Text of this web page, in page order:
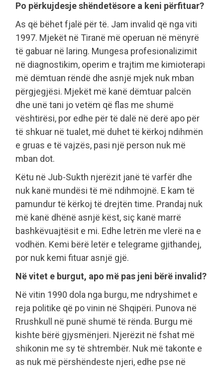
Po përkujdesje shëndetësore a keni përfituar?
As që bëhet fjalë për të. Jam invalid që nga viti
1997. Mjekët në Tiranë më operuan në mënyrë
të gabuar në laring. Mungesa profesionalizimit
në diagnostikim, operim e trajtim me kimioterapi
më dëmtuan rëndë dhe asnjë mjek nuk mban
përgjegjësi. Mjekët më kanë dëmtuar palcën
dhe unë tani jo vetëm që flas me shumë
vështirësi, por edhe për të dalë në derë apo për
të shkuar në tualet, më duhet të kërkoj ndihmën
e gruas e të vajzës, pasi një person nuk më
mban dot.
Këtu në Jub-Sukth njerëzit janë të varfër dhe
nuk kanë mundësi të më ndihmojnë. E kam të
pamundur të kërkoj të drejtën time. Prandaj nuk
më kanë dhënë asnjë këst, siç kanë marrë
bashkëvuajtësit e mi. Edhe letrën me vlerë na e
vodhën. Kemi bërë letër e telegrame gjithandej,
por nuk kemi fituar asnjë gjë.
Në vitet e burgut, apo më pas jeni bërë invalid?
Në vitin 1990 dola nga burgu, me ndryshimet e
reja politike që po vinin në Shqipëri. Punova në
Rrushkull në punë shumë të rënda. Burgu më
kishte bërë gjysmënjeri. Njerëzit në fshat më
shikonin me sy të shtrembër. Nuk më takonte e
as nuk më përshëndeste njeri, edhe pse në